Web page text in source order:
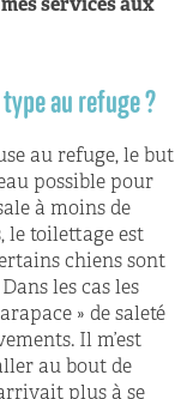
services aux
au refuge ?
au refuge, le but
possible pour
à moins de
le toilettage est
chiens sont
les cas les
» de saleté
Il m’est
au bout de
plus à se